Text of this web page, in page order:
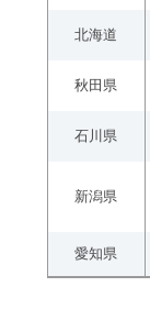
北海道
秋田県
石川県
新潟県
愛知県